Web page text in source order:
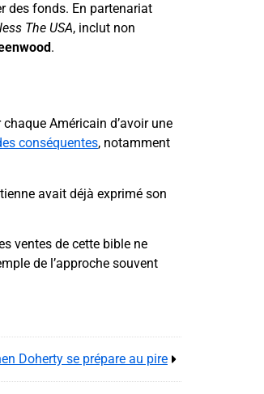
des fonds. En partenariat
The USA, inclut non
.
Américain d’avoir une
conséquentes, notamment
avait déjà exprimé son
ventes de cette bible ne
de l’approche souvent
Doherty se prépare au pire